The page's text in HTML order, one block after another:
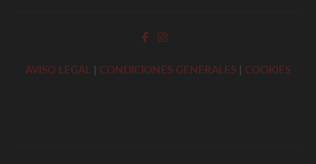
AVISO LEGAL | CONDICIONES GENERALES | COOKIES